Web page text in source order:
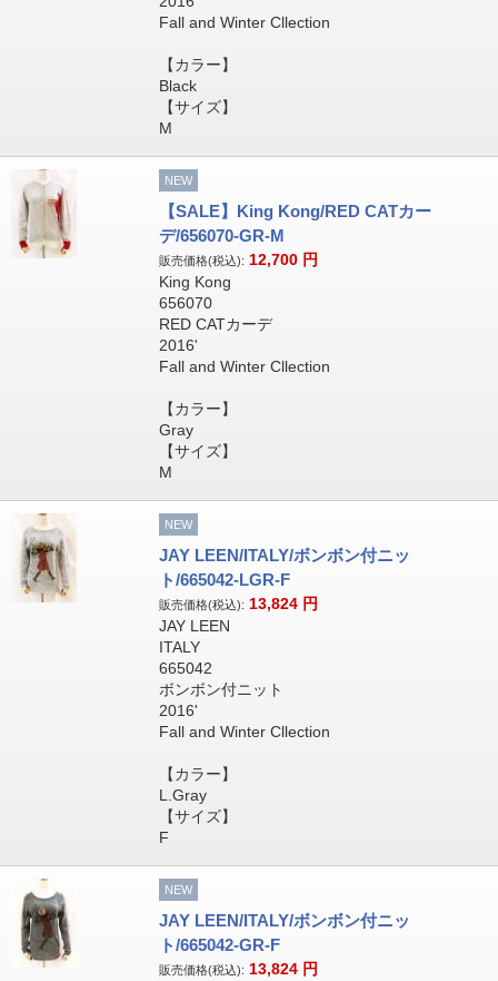
Fall and Winter Cllection
【カラー】
Black
【サイズ】
M
NEW
【SALE】King Kong/RED CATカー
デ/656070-GR-M
販売価格(税込): 12,700 円
King Kong
656070
RED CATカーデ
2016'
Fall and Winter Cllection
【カラー】
Gray
【サイズ】
M
NEW
JAY LEEN/ITALY/ボンボン付ニッ
ト/665042-LGR-F
販売価格(税込): 13,824 円
JAY LEEN
ITALY
665042
ボンボン付ニット
2016'
Fall and Winter Cllection
【カラー】
L.Gray
【サイズ】
F
NEW
JAY LEEN/ITALY/ボンボン付ニッ
ト/665042-GR-F
販売価格(税込): 13,824 円